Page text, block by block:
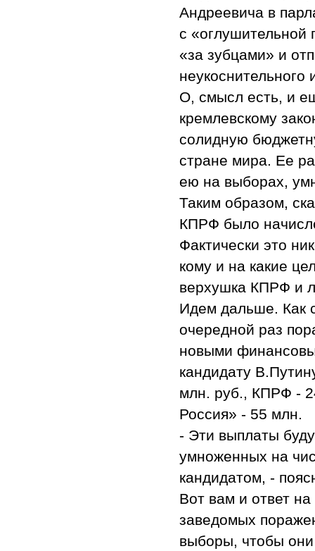
Андреевича в
с «оглушительной
«за зубцами» и
неукоснительного
О, смысл есть, и
кремлевскому
солидную
стране мира. Ее
ею на выборах,
Таким образом,
КПРФ было
Фактически это
кому и на какие
верхушка КПРФ и
Идем дальше. Как
очередной раз
новыми
кандидату
млн. руб., КПРФ -
Россия» - 55 млн.
- Эти выплаты
умноженных на
кандидатом, -
Вот вам и ответ
заведомых
выборы, чтобы